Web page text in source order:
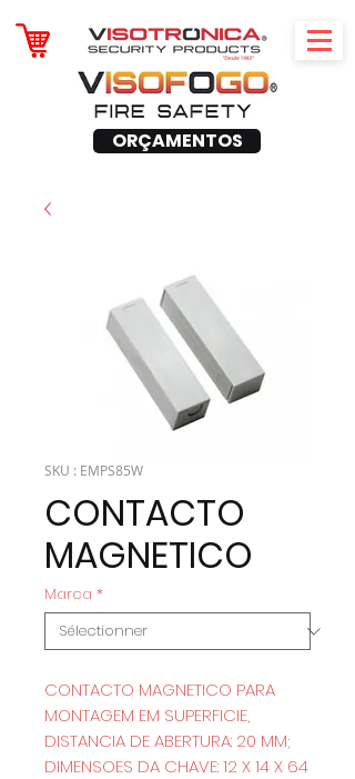
ORÇAMENTOS
SKU : EMPS85W
CONTACTO
MAGNETICO
Marca *
CONTACTO MAGNETICO PARA
MONTAGEM EM SUPERFICIE,
DISTANCIA DE ABERTURA: 20 MM;
DIMENSOES DA CHAVE: 12 X 14 X 64